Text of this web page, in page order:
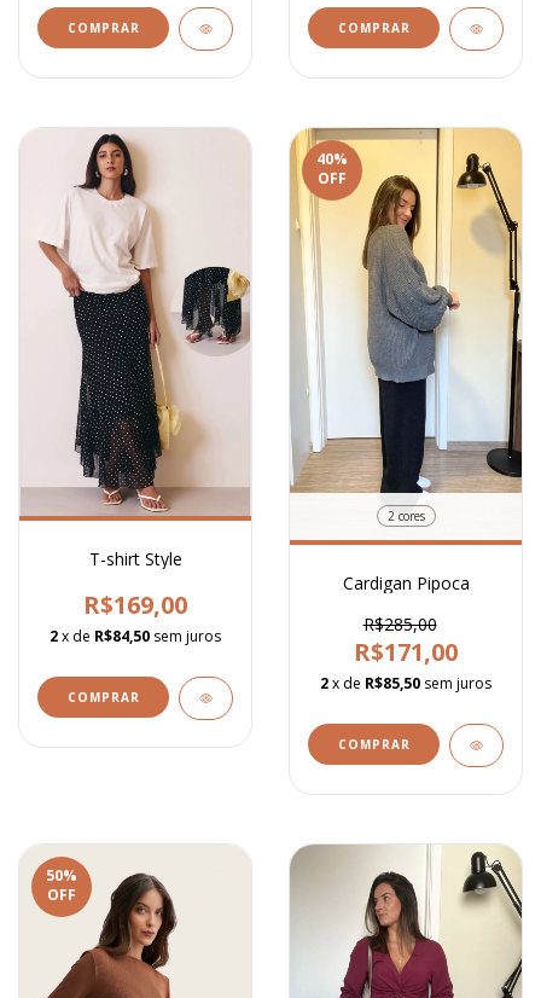
COMPRAR COMPRAR
T-shirt Style
R$169,00
2x de R$84,50 sem juros
COMPRAR
40%
OFF
2 cores
Cardigan Pipoca
R$285,00
R$171,00
2x de R$85,50 sem juros
COMPRAR
50%
OFF